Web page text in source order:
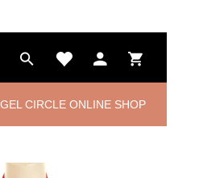
CIRCLE ONLINE SHOP